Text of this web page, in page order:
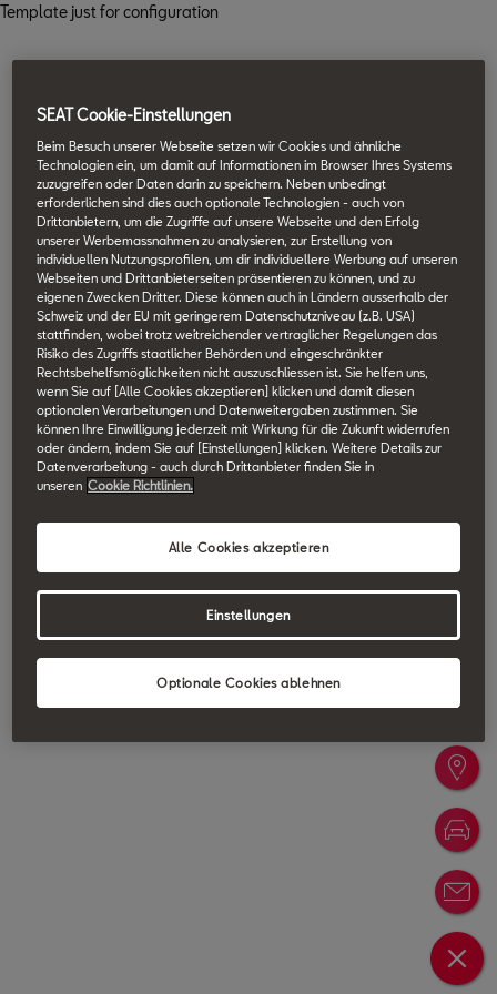
Template just for configuration
SEAT Cookie-Einstellungen
Beim Besuch unserer Webseite setzen wir Cookies und ähnliche
Technologien ein, um damit auf Informationen im Browser Ihres Systems
zuzugreifen oder Daten darin zu speichern. Neben unbedingt
erforderlichen sind dies auch optionale Technologien - auch von
Drittanbietern, um die Zugriffe auf unsere Webseite und den Erfolg
unserer Werbemassnahmen zu analysieren, zur Erstellung von
individuellen Nutzungsprofilen, um dir individuellere Werbung auf unseren
Webseiten und Drittanbieterseiten präsentieren zu können, und zu
eigenen Zwecken Dritter. Diese können auch in Ländern ausserhalb der
Schweiz und der EU mit geringerem Datenschutzniveau (z.B. USA)
stattfinden, wobei trotz weitreichender vertraglicher Regelungen das
Risiko des Zugriffs staatlicher Behörden und eingeschränkter
Rechtsbehelfsmöglichkeiten nicht auszuschliessen ist. Sie helfen uns,
wenn Sie auf [Alle Cookies akzeptieren] klicken und damit diesen
optionalen Verarbeitungen und Datenweitergaben zustimmen. Sie
können Ihre Einwilligung jederzeit mit Wirkung für die Zukunft widerrufen
oder ändern, indem Sie auf [Einstellungen] klicken. Weitere Details zur
Datenverarbeitung - auch durch Drittanbieter finden Sie in
unseren Cookie Richtlinien.
Optionale Cookies ablehnen
Alle Cookies akzeptieren
Einstellungen